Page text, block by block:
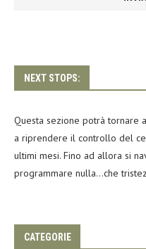
NEXT STOPS:
Questa sezione potrà tornare
a riprendere il controllo del
ultimi mesi. Fino ad allora si
programmare nulla…che
CATEGORIE